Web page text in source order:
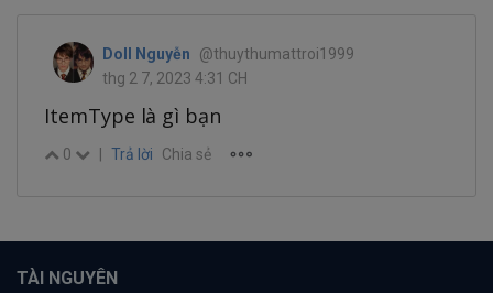
Doll Nguyễn
@thuythumattroi1999
thg 2 7, 2023 4:31 CH
ItemType là gì bạn
0 Trả lời Chia sẻ
TÀI NGUYÊN